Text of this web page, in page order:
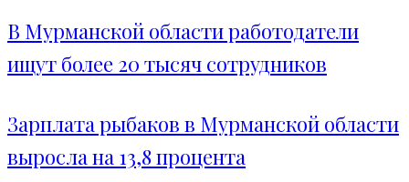
В Мурманской области работодатели
ищут более 20 тысяч сотрудников
Зарплата рыбаков в Мурманской области
выросла на 13,8 процента